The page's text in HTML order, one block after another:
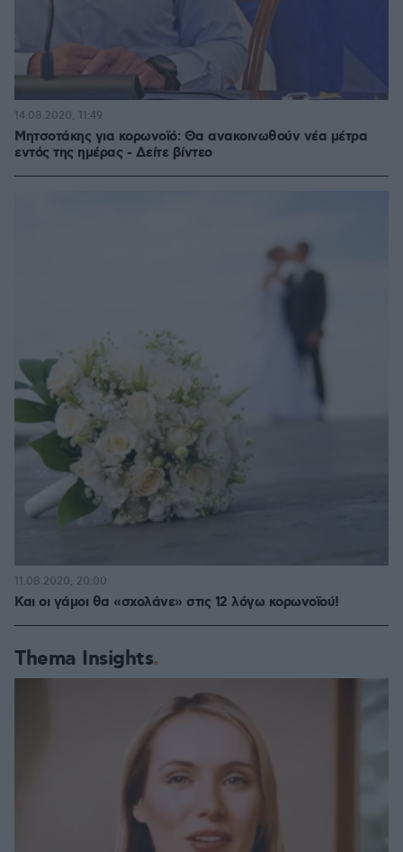
Μητσοτάκης για κορωνοϊό: Θα ανακοινωθούν νέα μέτρα
εντός της ημέρας - Δείτε βίντεο
14.08.2020, 11:49
Και οι γάμοι θα «σχολάνε» στις 12 λόγω κορωνοϊού!
11.08.2020, 20:00
Thema Insights